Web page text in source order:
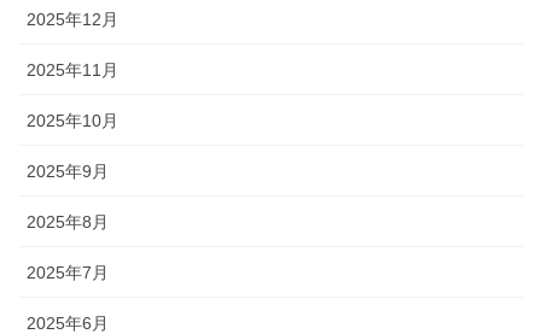
2025年12月
2025年11月
2025年10月
2025年9月
2025年8月
2025年7月
2025年6月